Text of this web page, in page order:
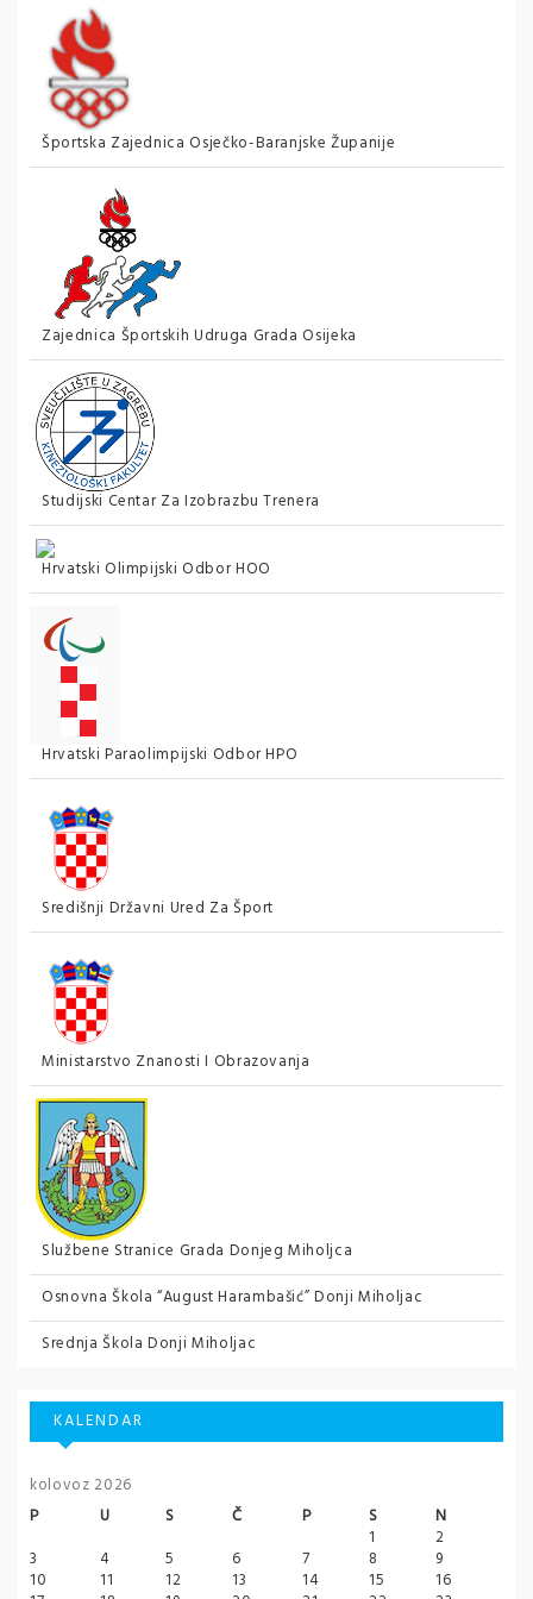
Športska Zajednica Osječko-Baranjske Županije
Zajednica Športskih Udruga Grada Osijeka
Studijski Centar Za Izobrazbu Trenera
Hrvatski Olimpijski Odbor HOO
Hrvatski Paraolimpijski Odbor HPO
Središnji Državni Ured Za Šport
Ministarstvo Znanosti I Obrazovanja
Službene Stranice Grada Donjeg Miholjca
Osnovna Škola “August Harambašić” Donji Miholjac
Srednja Škola Donji Miholjac
KALENDAR
kolovoz 2026
P
U S Č P S
N
1
2
3
4 5 6 7 8
9
10
11 12 13 14 15
16